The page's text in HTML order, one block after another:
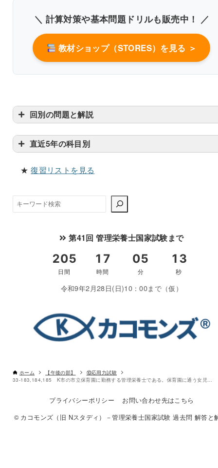
形態：歯ぐきでつぶせる固さのものを与える
回数：１日３回
母乳：離乳食の後に与える＋子供の欲するままに与え
る。
参考：厚生労働省「授乳・離乳の支援ガイド」2019,
(https://www.mhlw.go.jp/content/11908000/
改行過去問を見る
＼ 計算対策や基本問題ドリルも販売中！ ／
教材ショップ（STORES）を見る ＞
回別の問題と解説
直近5年の科目別
★復習リストを見る
検
索
第41回 管理栄養士国家試験まで
令和9年2月28日(日)10：00まで（仮）
ホーム 【午後の部】
⑩応用力試験
プライバシーポリシー
お問い合わせ先はこちら
© カコモンズ（旧 Nスタディ）－管理栄養士国家試験 過去問 解答と